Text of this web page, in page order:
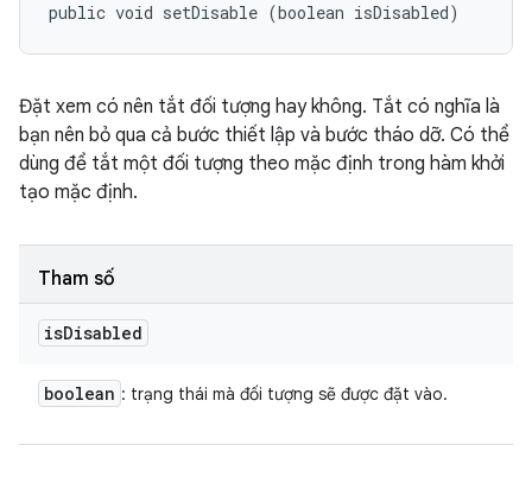
public void setDisable (boolean isDisabled)
Đặt xem có nên tắt đối tượng hay không. Tắt có nghĩa là
bạn nên bỏ qua cả bước thiết lập và bước tháo dỡ. Có thể
dùng để tắt một đối tượng theo mặc định trong hàm khởi
tạo mặc định.
Tham số
isDisabled
boolean : trạng thái mà đối tượng sẽ được đặt vào.